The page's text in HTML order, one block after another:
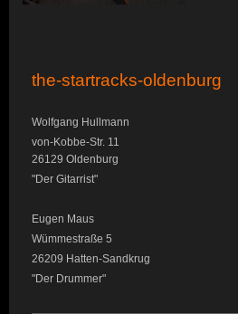
the-startracks-oldenburg
Wolfgang Hullmann
von-Kobbe-Str. 11
26129 Oldenburg
"Der Gitarrist"
Eugen Maus
Wümmestraße 5
26209 Hatten-Sandkrug
"Der Drummer"